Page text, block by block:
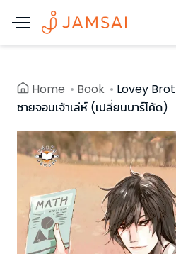
Home Book
Lovey
ชายจอมเจ้าเล่ห์ (เปลี่ยนบาร์โค้ด)